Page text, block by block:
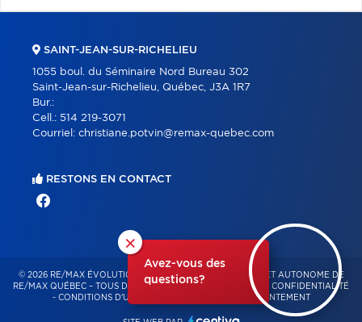
×
Avez-vous des
questions?
SAINT-JEAN-SUR-RICHELIEU
1055 boul. du Séminaire Nord Bureau 302
Saint-Jean-sur-Richelieu, Québec, J3A 1R7
Bur.:
Cell.: 514 219-3071
Courriel: christiane.potvin@remax-quebec.com
RESTONS EN CONTACT
© 2026 RE/MAX ÉVOLUTION – FRANCHISÉ INDÉPENDANT ET AUTONOME DE
RE/MAX QUÉBEC – TOUS DROITS RÉSERVÉS -
POLITIQUE DE CONFIDENTIALITÉ
- CONDITIONS D'UTILISATION GESTION DU CONSENTEMENT